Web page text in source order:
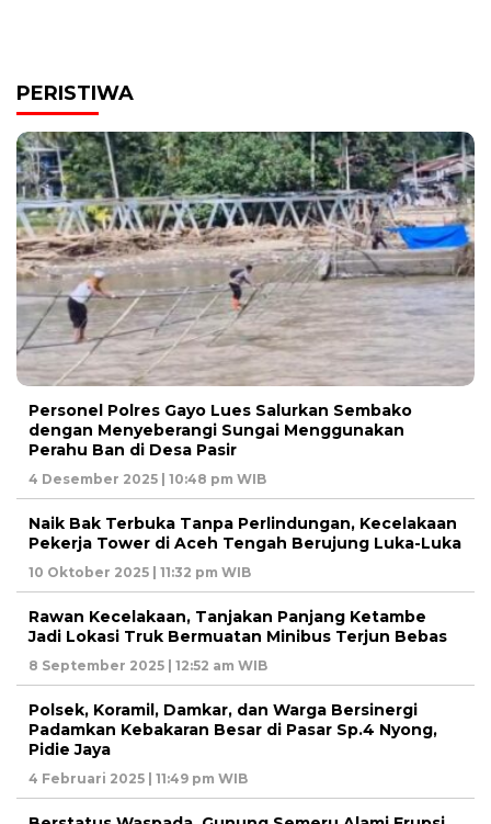
PERISTIWA
Personel Polres Gayo Lues Salurkan Sembako
dengan Menyeberangi Sungai Menggunakan
Perahu Ban di Desa Pasir
4 Desember 2025 | 10:48 pm WIB
Naik Bak Terbuka Tanpa Perlindungan, Kecelakaan
Pekerja Tower di Aceh Tengah Berujung Luka-Luka
10 Oktober 2025 | 11:32 pm WIB
Rawan Kecelakaan, Tanjakan Panjang Ketambe
Jadi Lokasi Truk Bermuatan Minibus Terjun Bebas
8 September 2025 | 12:52 am WIB
Polsek, Koramil, Damkar, dan Warga Bersinergi
Padamkan Kebakaran Besar di Pasar Sp.4 Nyong,
Pidie Jaya
4 Februari 2025 | 11:49 pm WIB